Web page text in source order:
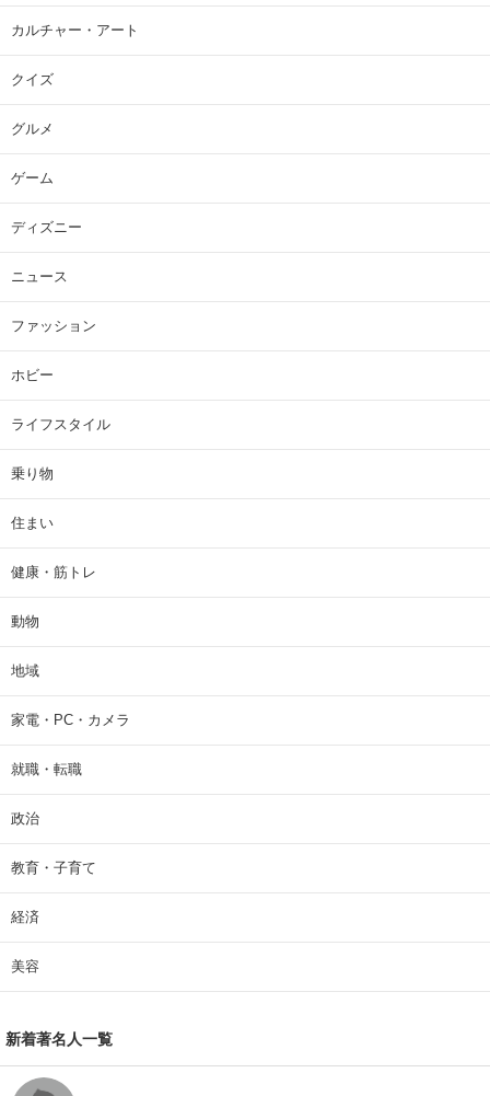
カルチャー・アート
クイズ
グルメ
ゲーム
ディズニー
ニュース
ファッション
ホビー
ライフスタイル
乗り物
住まい
健康・筋トレ
動物
地域
家電・PC・カメラ
就職・転職
政治
教育・子育て
経済
美容
新着著名人一覧